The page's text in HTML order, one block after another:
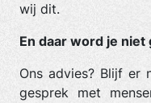
wij dit.
En daar word je niet
Ons advies? Blijf er
gesprek met